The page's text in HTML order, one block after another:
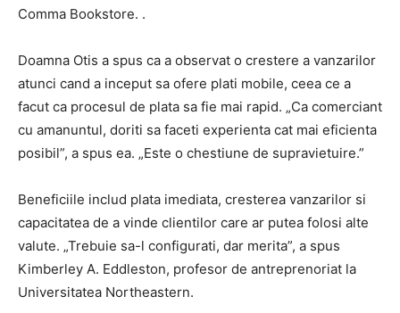
Comma Bookstore. .
Doamna Otis a spus ca a observat o crestere a vanzarilor
atunci cand a inceput sa ofere plati mobile, ceea ce a
facut ca procesul de plata sa fie mai rapid. „Ca comerciant
cu amanuntul, doriti sa faceti experienta cat mai eficienta
posibil”, a spus ea. „Este o chestiune de supravietuire.”
Beneficiile includ plata imediata, cresterea vanzarilor si
capacitatea de a vinde clientilor care ar putea folosi alte
valute. „Trebuie sa-l configurati, dar merita”, a spus
Kimberley A. Eddleston, profesor de antreprenoriat la
Universitatea Northeastern.